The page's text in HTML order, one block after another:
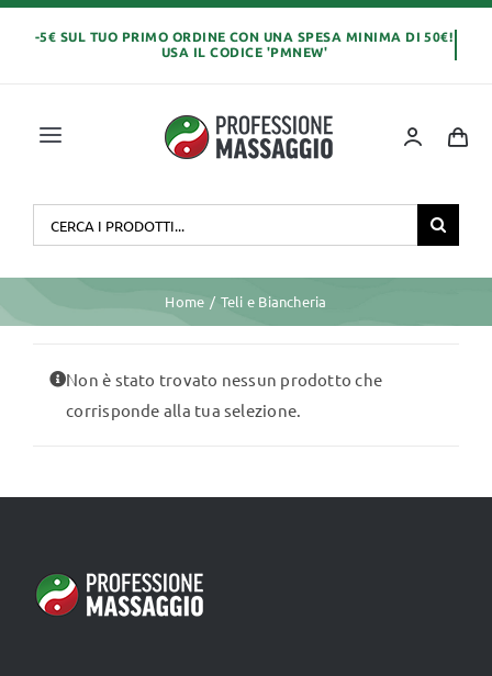
Salta
Toggle
ABBIGLIAMENTO
Cerca
per:
Home Teli e Biancheria
Non è stato trovato nessun prodotto che
corrisponde alla tua selezione.